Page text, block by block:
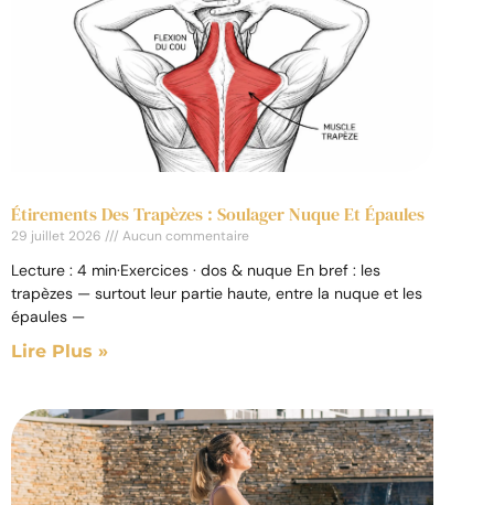
Étirements Des Trapèzes : Soulager Nuque Et Épaules
29 juillet 2026 Aucun commentaire
Lecture : 4 min·Exercices · dos & nuque En bref : les
trapèzes — surtout leur partie haute, entre la nuque et les
épaules —
Lire Plus »